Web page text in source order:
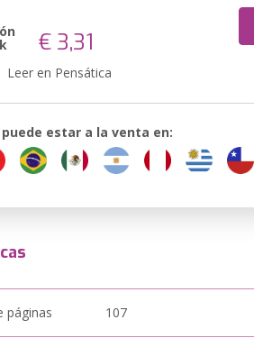
€ 3,31
Leer en Pensática
estar a la venta en:
páginas 107